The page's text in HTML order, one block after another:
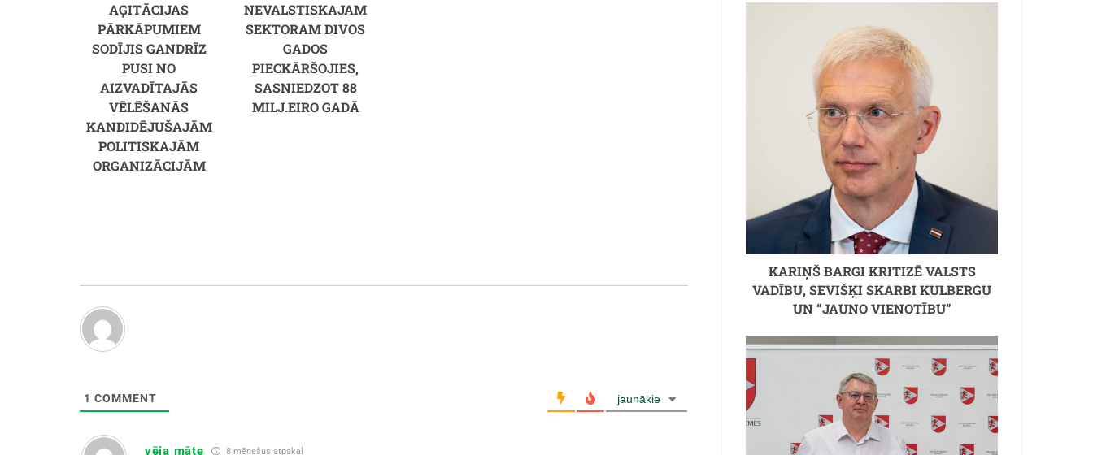
AĢITĀCIJAS
PĀRKĀPUMIEM
SODĪJIS GANDRĪZ
PUSI NO
AIZVADĪTAJĀS
VĒLĒŠANĀS
KANDIDĒJUŠAJĀM
POLITISKAJĀM
ORGANIZĀCIJĀM
NEVALSTISKAJAM
SEKTORAM DIVOS
GADOS
PIECKĀRŠOJIES,
SASNIEDZOT 88
MILJ.EIRO GADĀ
1 COMMENT jaunākie
vēja māte 8 mēnešus atpakaļ
KARIŅŠ BARGI KRITIZĒ VALSTS
VADĪBU, SEVIŠĶI SKARBI KULBERGU
UN “JAUNO VIENOTĪBU”